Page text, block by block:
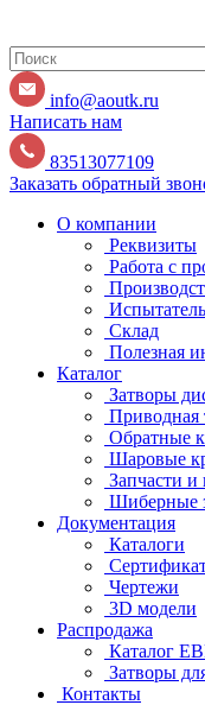
info@aoutk.ru
Написать нам
83513077109
Заказать обратный
О компании
Реквизиты
Работа с
Склад
Полезная
Каталог
Затворы
Приводная
Обратные
Шаровые
Запчасти
Шиберные
Документация
Каталоги
Чертежи
3D модели
Распродажа
Каталог
Затворы
Контакты